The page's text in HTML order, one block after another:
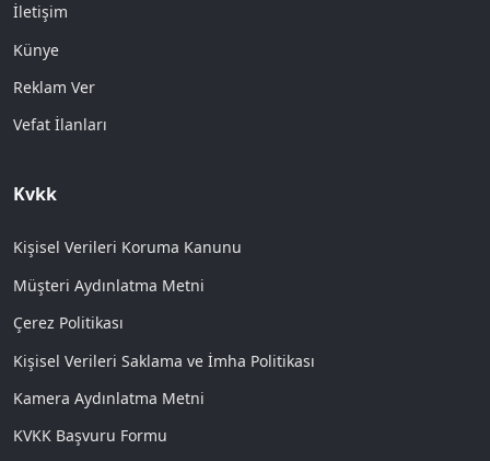
İletişim
Künye
Reklam Ver
Vefat İlanları
Kvkk
Kişisel Verileri Koruma Kanunu
Müşteri Aydınlatma Metni
Çerez Politikası
Kişisel Verileri Saklama ve İmha Politikası
Kamera Aydınlatma Metni
KVKK Başvuru Formu